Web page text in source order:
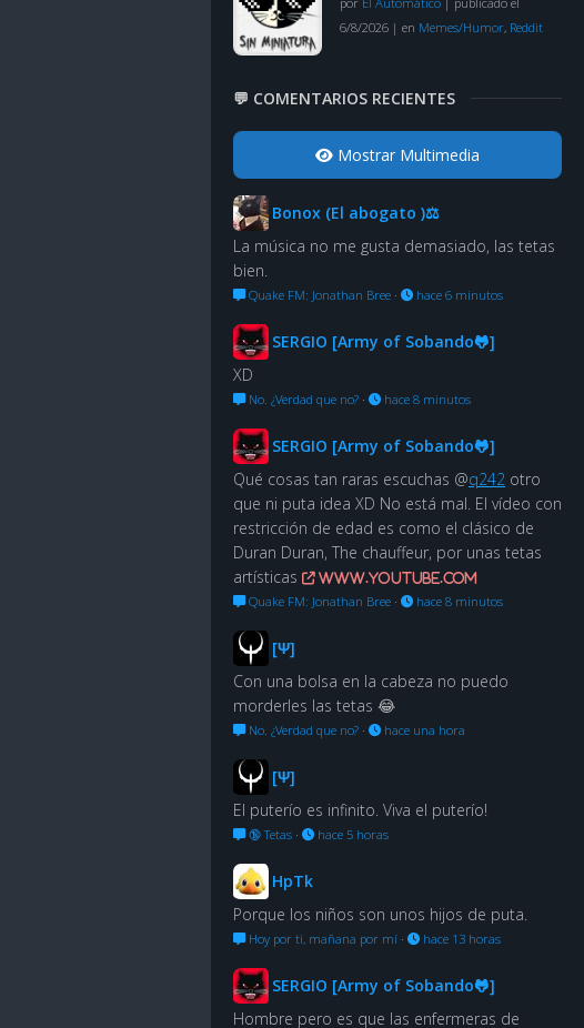
6/8/2026 | en Memes/Humor, Reddit
💬 COMENTARIOS RECIENTES
Mostrar Multimedia
Bonox (El abogato )⚖
La música no me gusta demasiado, las tetas
bien.
Quake FM: Jonathan Bree · hace 6 minutos
SERGIO [Army of Sobando🐸]
XD
No. ¿Verdad que no? · hace 8 minutos
SERGIO [Army of Sobando🐸]
Qué cosas tan raras escuchas @q242 otro
que ni puta idea XD No está mal. El vídeo con
restricción de edad es como el clásico de
Duran Duran, The chauffeur, por unas tetas
artísticas
www.youtube.com
Quake FM: Jonathan Bree · hace 8 minutos
[Ψ]
Con una bolsa en la cabeza no puedo
morderles las tetas 😂
No. ¿Verdad que no? · hace una hora
[Ψ]
El puterío es infinito. Viva el puterío!
🔞 Tetas · hace 5 horas
HpTk
Porque los niños son unos hijos de puta.
Hoy por ti, mañana por mí · hace 13 horas
SERGIO [Army of Sobando🐸]
Hombre pero es que las enfermeras de